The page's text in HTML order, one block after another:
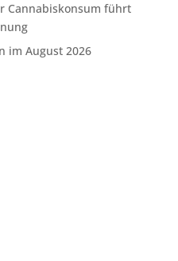
Cannabiskonsum führt
im August 2026